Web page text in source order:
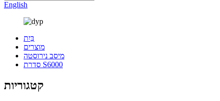
English
בַּיִת
מוצרים
מיסב נירוסטה
סדרת S6000
קטגוריות